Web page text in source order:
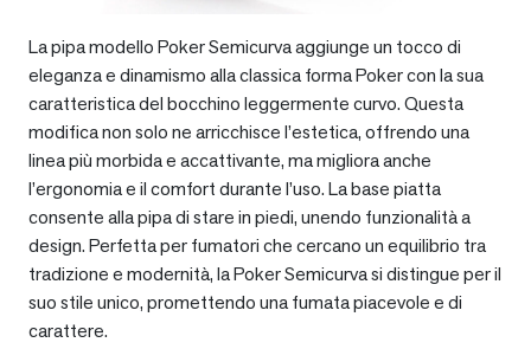
La pipa modello Poker Semicurva aggiunge un tocco di
eleganza e dinamismo alla classica forma Poker con la sua
caratteristica del bocchino leggermente curvo. Questa
modifica non solo ne arricchisce l’estetica, offrendo una
linea più morbida e accattivante, ma migliora anche
l’ergonomia e il comfort durante l’uso. La base piatta
consente alla pipa di stare in piedi, unendo funzionalità a
design. Perfetta per fumatori che cercano un equilibrio tra
tradizione e modernità, la Poker Semicurva si distingue per il
suo stile unico, promettendo una fumata piacevole e di
carattere.